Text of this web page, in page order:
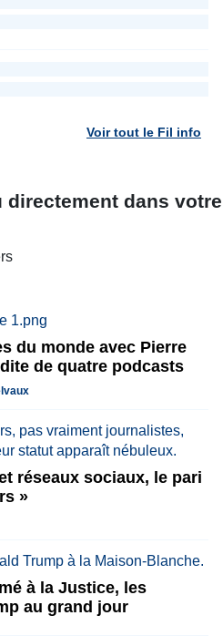
Voir tout le Fil info
directement dans votre
du monde avec Pierre
de quatre podcasts
réseaux sociaux, le pari
»
à la Justice, les
au grand jour